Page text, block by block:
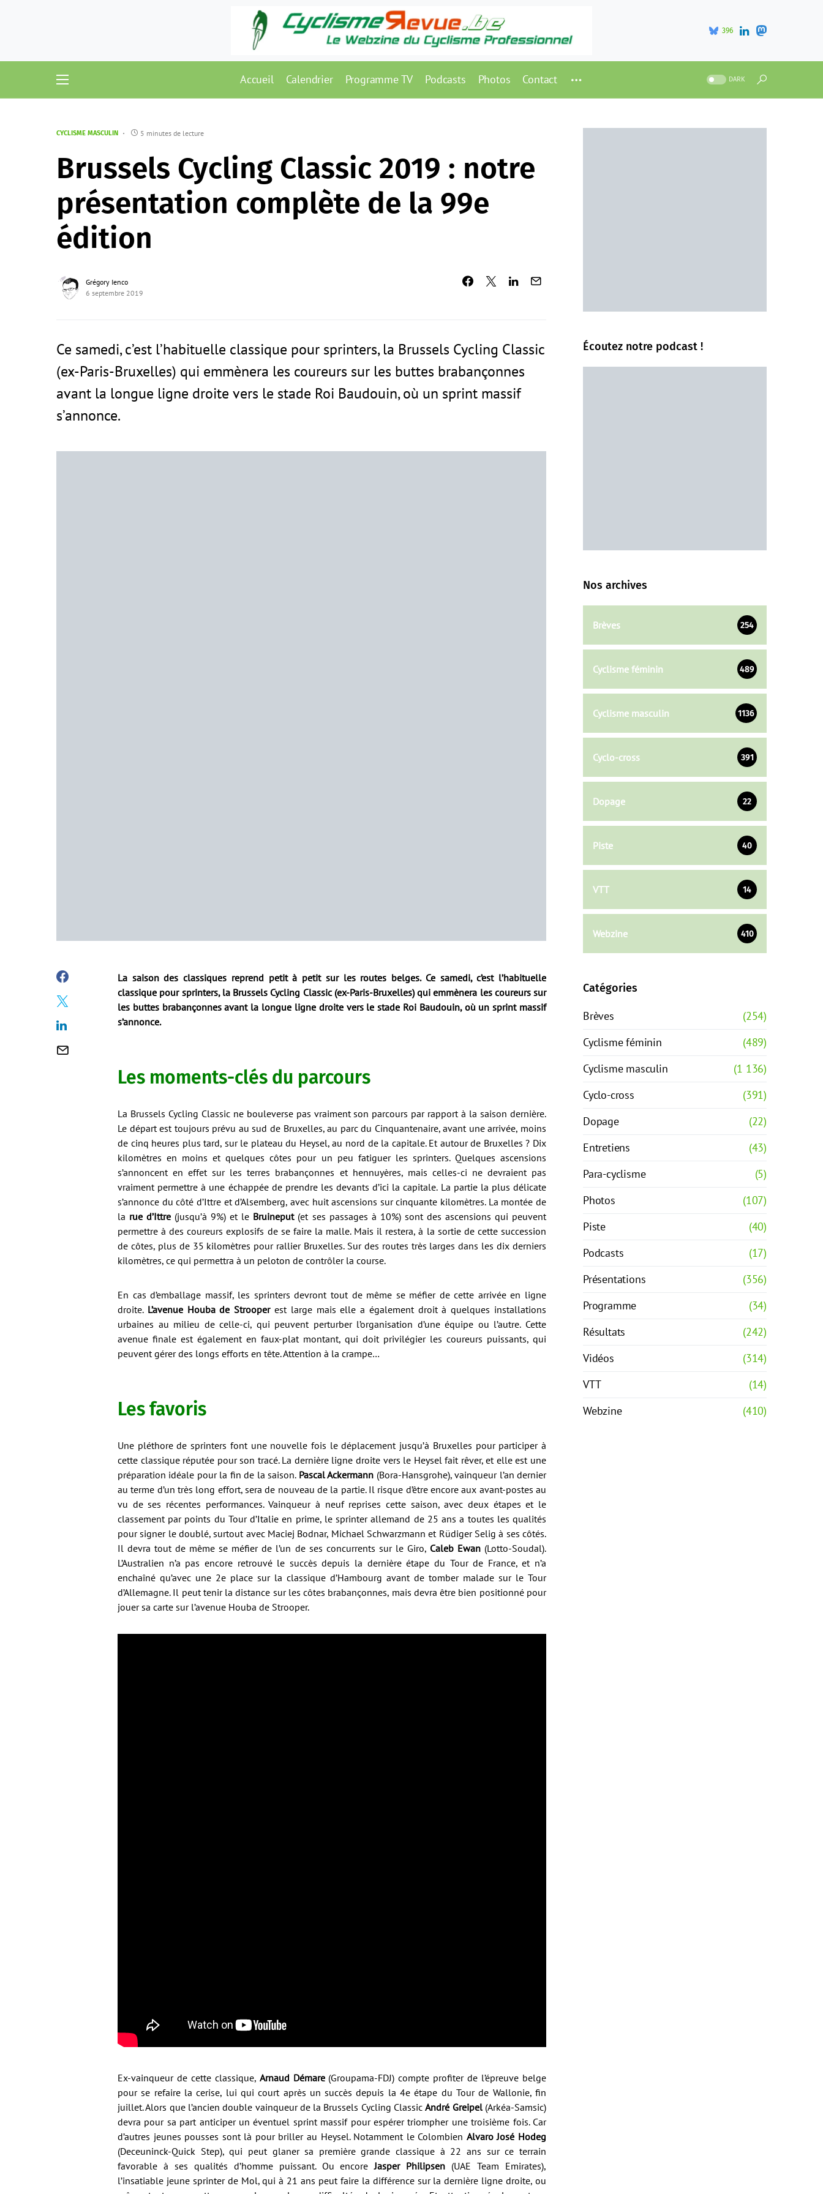
396
Accueil Calendrier Programme TV Podcasts Photos Contact DARK
CYCLISME MASCULIN 5 minutes de lecture
Brussels Cycling Classic 2019 : notre
présentation complète de la 99e
édition
Grégory Ienco
6 septembre 2019
Ce samedi, c’est l’habituelle classique pour sprinters, la Brussels Cycling Classic
(ex-Paris-Bruxelles) qui emmènera les coureurs sur les buttes brabançonnes
avant la longue ligne droite vers le stade Roi Baudouin, où un sprint massif
s’annonce.
La saison des classiques reprend petit à petit sur les routes belges. Ce samedi, c’est l’habituelle
classique pour sprinters, la Brussels Cycling Classic (ex-Paris-Bruxelles) qui emmènera les coureurs sur
les buttes brabançonnes avant la longue ligne droite vers le stade Roi Baudouin, où un sprint massif
s’annonce.
Les moments-clés du parcours
La Brussels Cycling Classic ne bouleverse pas vraiment son parcours par rapport à la saison dernière.
Le départ est toujours prévu au sud de Bruxelles, au parc du Cinquantenaire, avant une arrivée, moins
de cinq heures plus tard, sur le plateau du Heysel, au nord de la capitale. Et autour de Bruxelles ? Dix
kilomètres en moins et quelques côtes pour un peu fatiguer les sprinters. Quelques ascensions
s’annoncent en effet sur les terres brabançonnes et hennuyères, mais celles-ci ne devraient pas
vraiment permettre à une échappée de prendre les devants d’ici la capitale. La partie la plus délicate
s’annonce du côté d’Ittre et d’Alsemberg, avec huit ascensions sur cinquante kilomètres. La montée de
la rue d’Ittre (jusqu’à 9%) et le Bruineput(et ses passages à 10%) sont des ascensions qui peuvent
permettre à des coureurs explosifs de se faire la malle. Mais il restera, à la sortie de cette succession
de côtes, plus de 35 kilomètres pour rallier Bruxelles. Sur des routes très larges dans les dix derniers
kilomètres, ce qui permettra à un peloton de contrôler la course.
En cas d’emballage massif, les sprinters devront tout de même se méfier de cette arrivée en ligne
droite. L’avenue Houba de Strooperest large mais elle a également droit à quelques installations
urbaines au milieu de celle-ci, qui peuvent perturber l’organisation d’une équipe ou l’autre. Cette
avenue finale est également en faux-plat montant, qui doit privilégier les coureurs puissants, qui
peuvent gérer des longs efforts en tête. Attention à la crampe…
Les favoris
Une pléthore de sprinters font une nouvelle fois le déplacement jusqu’à Bruxelles pour participer à
cette classique réputée pour son tracé. La dernière ligne droite vers le Heysel fait rêver, et elle est une
préparation idéale pour la fin de la saison. Pascal Ackermann (Bora-Hansgrohe), vainqueur l’an dernier
au terme d’un très long effort, sera de nouveau de la partie. Il risque d’être encore aux avant-postes au
vu de ses récentes performances. Vainqueur à neuf reprises cette saison, avec deux étapes et le
classement par points du Tour d’Italie en prime, le sprinter allemand de 25 ans a toutes les qualités
pour signer le doublé, surtout avec Maciej Bodnar, Michael Schwarzmann et Rüdiger Selig à ses côtés.
Il devra tout de même se méfier de l’un de ses concurrents sur le Giro, Caleb Ewan(Lotto-Soudal).
L’Australien n’a pas encore retrouvé le succès depuis la dernière étape du Tour de France, et n’a
enchaîné qu’avec une 2e place sur la classique d’Hambourg avant de tomber malade sur le Tour
d’Allemagne. Il peut tenir la distance sur les côtes brabançonnes, mais devra être bien positionné pour
jouer sa carte sur l’avenue Houba de Strooper.
Ex-vainqueur de cette classique, Arnaud Démare(Groupama-FDJ) compte profiter de l’épreuve belge
pour se refaire la cerise, lui qui court après un succès depuis la 4e étape du Tour de Wallonie, fin
juillet. Alors que l’ancien double vainqueur de la Brussels Cycling ClassicAndré Greipel(Arkéa-Samsic)
devra pour sa part anticiper un éventuel sprint massif pour espérer triompher une troisième fois. Car
d’autres jeunes pousses sont là pour briller au Heysel. Notamment le Colombien Alvaro José Hodeg
(Deceuninck-Quick Step), qui peut glaner sa première grande classique à 22 ans sur ce terrain
favorable à ses qualités d’homme puissant. Ou encoreJasper Philipsen (UAE Team Emirates),
l’insatiable jeune sprinter de Mol, qui à 21 ans peut faire la différence sur la dernière ligne droite, ou
Écoutez notre podcast !
Nos archives
Brèves 254
Cyclisme féminin 489
Cyclisme masculin 1136
Cyclo-cross 391
Dopage 22
Piste 40
VTT 14
Webzine 410
Catégories
Brèves
(254)
Cyclisme féminin
(489)
Cyclisme masculin
(1 136)
Cyclo-cross
(391)
Dopage
(22)
Entretiens
(43)
Para-cyclisme
(5)
Photos
(107)
Piste
(40)
Podcasts
(17)
Présentations
(356)
Programme
(34)
Résultats
(242)
Vidéos
(314)
VTT
(14)
Webzine
(410)